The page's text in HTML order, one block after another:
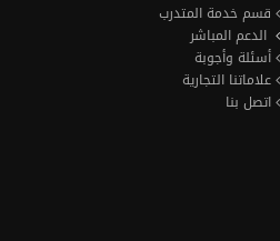
قسم خدمة المتدرب
الدعم المباشر
أسئلة وأجوبة
علاماتنا التجارية
اتصل بنا